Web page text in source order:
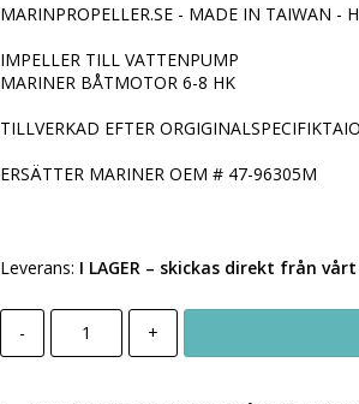
MARINPROPELLER.SE - MADE IN TAIWAN -
IMPELLER TILL VATTENPUMP
MARINER BÅTMOTOR 6-8 HK
TILLVERKAD EFTER
ERSÄTTER MARINER OEM # 47-96305M
Leverans: I LAGER – skickas direkt från
- +